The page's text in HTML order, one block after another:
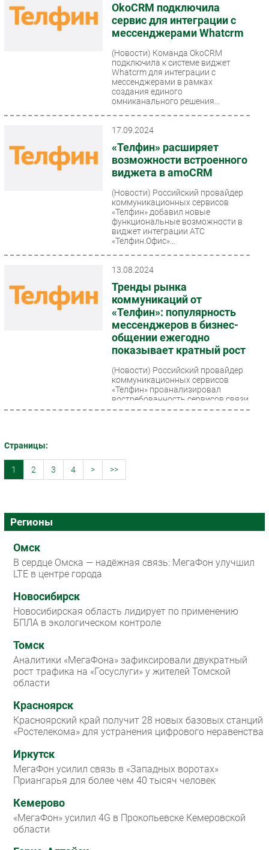
OkoCRM подключила
сервис для интеграции с
мессенджерами Whatcrm
(Новости) Команда OkoCRM
подключила к системе виджет
Whatcrm для интеграции с
мессенджерами в рамках
создания единого
омниканального решения...
17.09.2024
«Телфин» расширяет
возможности встроенного
виджета в amoCRM
(Новости) Российский провайдер
коммуникационных сервисов
«Телфин» добавил новые
функциональные возможности в
виджет интеграции АТС
«Телфин.Офис»...
13.08.2024
Тренды рынка
коммуникаций от
«Телфин»: популярность
мессенджеров в бизнес-
общении ежегодно
показывает кратный рост
(Новости) Российский провайдер
коммуникационных сервисов
«Телфин» проанализировал
востребованность сервисов связи
за 2023 год и первое полугодие...
Страницы:
1 2 3 4 > >>
Регионы
Омск
В сердце Омска — надёжная связь: МегаФон улучшил
LTE в центре города
Новосибирск
Новосибирская область лидирует по применению
БПЛА в экологическом контроле
Томск
Аналитики «МегаФона» зафиксировали двукратный
рост трафика на «Госуслуги» у жителей Томской
области
Красноярск
Красноярский край получит 28 новых базовых станций
«Ростелекома» для устранения цифрового неравенства
Иркутск
МегаФон усилил связь в «Западных воротах»
Приангарья для более чем 40 тысяч человек
Кемерово
«МегаФон» усилил 4G в Прокопьевске Кемеровской
области